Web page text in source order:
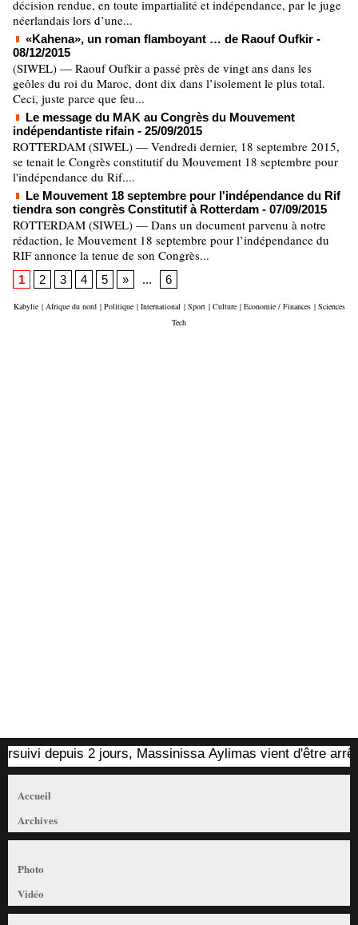
décision rendue, en toute impartialité et indépendance, par le juge
néerlandais lors d’une...
«Kahena», un roman flamboyant … de Raouf Oufkir -
08/12/2015
(SIWEL) — Raouf Oufkir a passé près de vingt ans dans les
geôles du roi du Maroc, dont dix dans l’isolement le plus total.
Ceci, juste parce que feu...
Le message du MAK au Congrès du Mouvement
indépendantiste rifain - 25/09/2015
ROTTERDAM (SIWEL) — Vendredi dernier, 18 septembre 2015,
se tenait le Congrès constitutif du Mouvement 18 septembre pour
l'indépendance du Rif....
Le Mouvement 18 septembre pour l'indépendance du Rif
tiendra son congrès Constitutif à Rotterdam - 07/09/2015
ROTTERDAM (SIWEL) — Dans un document parvenu à notre
rédaction, le Mouvement 18 septembre pour l’indépendance du
RIF annonce la tenue de son Congrès...
1 2 3 4 5 » ... 6
Kabylie | Afrique du nord | Politique | International | Sport | Culture | Economie / Finances | Sciences
Tech
depuis 2 jours, Massinissa Aylimas vient d'être arrêté
Accueil
Archives
Photo
Vidéo